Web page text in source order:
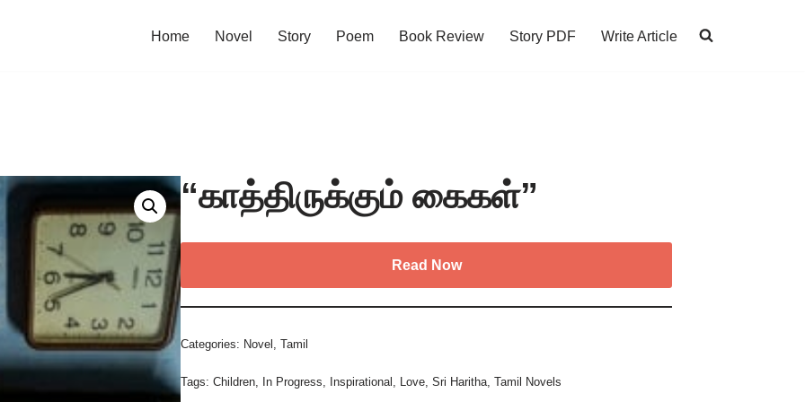
Home Novel Story Poem Book Review Story PDF Write Article
“காத்திருக்கும் கைகள்”
Read Now
Categories: Novel ,Tamil
Tags:Children, In Progress, Inspirational , Love,Sri Haritha,Tamil Novels